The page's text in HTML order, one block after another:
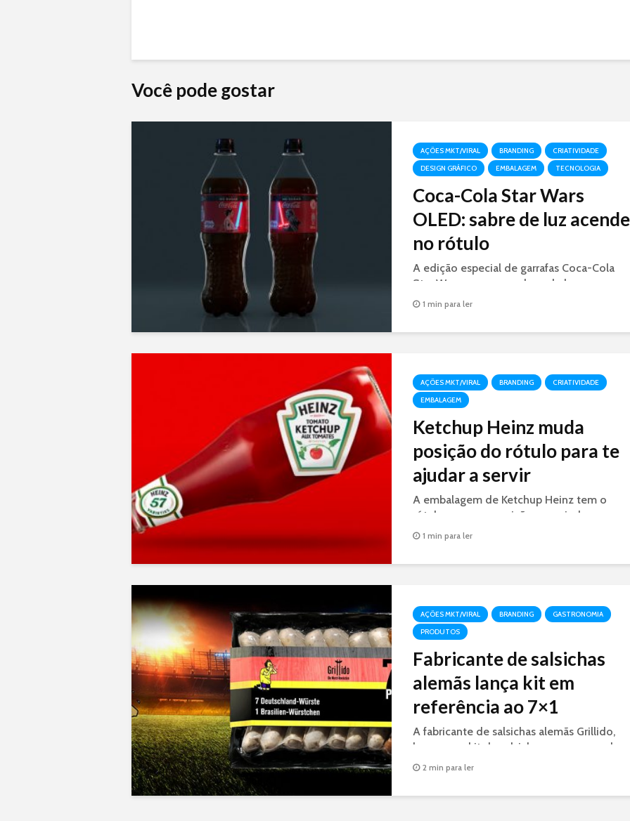
Você pode gostar
AÇÕES MKT/VIRAL BRANDING
CRIATIVIDADE
DESIGN GRÁFICO
EMBALAGEM TECNOLOGIA
Coca-Cola Star Wars
OLED: sabre de luz acende
no rótulo
A edição especial de garrafas Coca-Cola
Star Wars, possuem sabres de luz nas cores
azul e vermelho que ficam iluminados
1 min para ler
AÇÕES MKT/VIRAL BRANDING
CRIATIVIDADE
EMBALAGEM
Ketchup Heinz muda
posição do rótulo para te
ajudar a servir
A embalagem de Ketchup Heinz tem o
rótulo em nova posição para ajudar o
consumidor a servir a quantidade certa de
1 min para ler
AÇÕES MKT/VIRAL BRANDING
GASTRONOMIA
PRODUTOS
Fabricante de salsichas
alemãs lança kit em
referência ao 7×1
A fabricante de salsichas alemãs Grillido,
lançou um kit de salsichas para a copa do
mundo com referência ao 7x1. 7 salsichas
2 min para ler